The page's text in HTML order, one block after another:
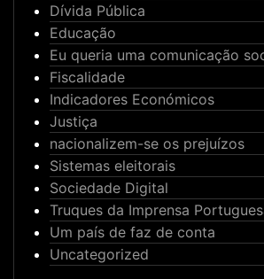
Dívida Pública
Educação
Eu queria uma comunicação
Fiscalidade
Indicadores Económicos
Justiça
nacionalizem-se os prejuízos
Sistemas eleitorais
Sociedade Digital
Truques da Imprensa
Um país de faz de conta
Uncategorized